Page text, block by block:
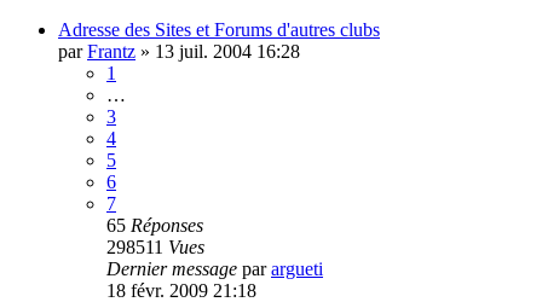
Adresse des Sites et Forums d'autres clubs
parFrantz » 13 juil. 2004 16:28
1
…
3
4
5
6
7
65 Réponses
298511 Vues
Dernier message parargueti
18 févr. 2009 21:18